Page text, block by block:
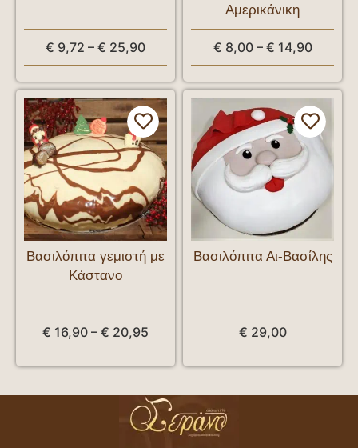
€ 9,72 – € 25,90
Αμερικάνικη
€ 8,00 – € 14,90
Βασιλόπιτα γεμιστή με
Κάστανο
€ 16,90 – € 20,95
Βασιλόπιτα Αι-Βασίλης
€ 29,00